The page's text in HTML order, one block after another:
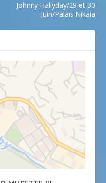
Johnny Hallyday/29 et 30
Juin/Palais Nikaia